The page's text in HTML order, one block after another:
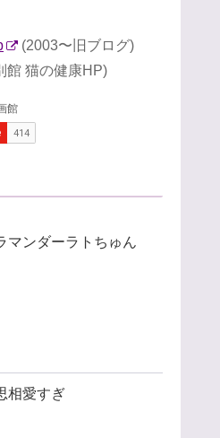
(2003〜旧ブログ)
館 猫の健康HP)
マンダーラトちゅん
相愛すぎ